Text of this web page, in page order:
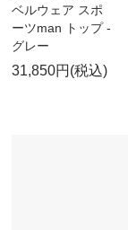
ベルウェア スポ
ーツman トップ -
グレー
31,850円(税込)